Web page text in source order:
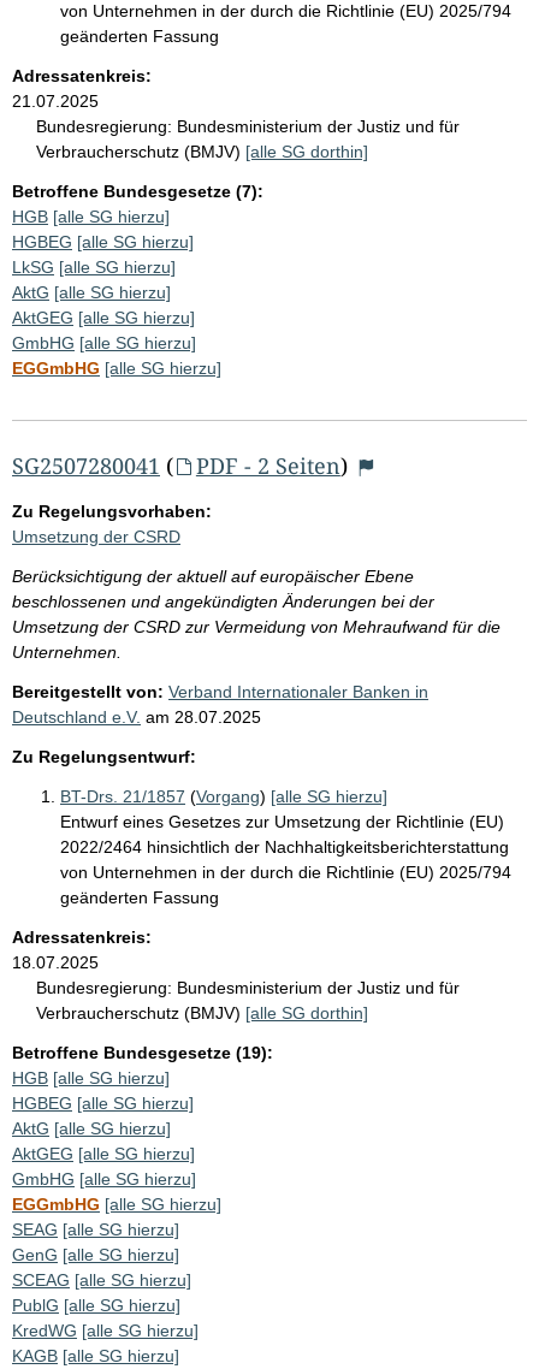
von Unternehmen in der durch die Richtlinie (EU) 2025/794
geänderten Fassung
Adressatenkreis:
21.07.2025
Bundesregierung: Bundesministerium der Justiz und für
Verbraucherschutz (BMJV) [alle SG dorthin]
Betroffene Bundesgesetze (7):
HGB [alle SG hierzu]
HGBEG [alle SG hierzu]
LkSG [alle SG hierzu]
AktG [alle SG hierzu]
AktGEG [alle SG hierzu]
GmbHG [alle SG hierzu]
EGGmbHG [alle SG hierzu]
SG2507280041 ( PDF - 2 Seiten)
Zu Regelungsvorhaben:
Umsetzung der CSRD
Berücksichtigung der aktuell auf europäischer Ebene
beschlossenen und angekündigten Änderungen bei der
Umsetzung der CSRD zur Vermeidung von Mehraufwand für die
Unternehmen.
Bereitgestellt von: Verband Internationaler Banken in
Deutschland e.V. am 28.07.2025
Zu Regelungsentwurf:
BT-Drs. 21/1857 (Vorgang) [alle SG hierzu]
Entwurf eines Gesetzes zur Umsetzung der Richtlinie (EU)
2022/2464 hinsichtlich der Nachhaltigkeitsberichterstattung
von Unternehmen in der durch die Richtlinie (EU) 2025/794
geänderten Fassung
Adressatenkreis:
18.07.2025
Bundesregierung: Bundesministerium der Justiz und für
Verbraucherschutz (BMJV) [alle SG dorthin]
Betroffene Bundesgesetze (19):
HGB [alle SG hierzu]
HGBEG [alle SG hierzu]
AktG [alle SG hierzu]
AktGEG [alle SG hierzu]
GmbHG [alle SG hierzu]
EGGmbHG [alle SG hierzu]
SEAG [alle SG hierzu]
GenG [alle SG hierzu]
SCEAG [alle SG hierzu]
PublG [alle SG hierzu]
KredWG [alle SG hierzu]
KAGB [alle SG hierzu]